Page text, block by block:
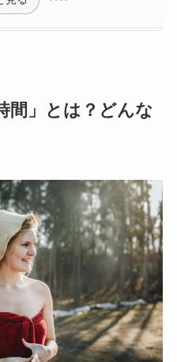
間」とは？どんな